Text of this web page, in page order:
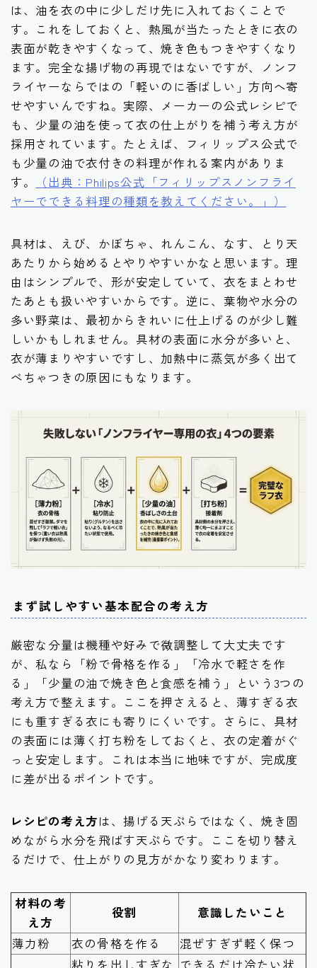
は、油を衣の中に少しだけ先に入れておくことで
す。これをしておくと、熱風が当たったときに衣の
表面が乾きやすくなって、焼き色もつきやすくなり
ます。完全な揚げ物の再現ではないですが、ノンフ
ライヤーならではの「軽いのに香ばしい」方向へ寄
せやすいんですね。実際、メーカーの公式レシピで
も、少量の油を使って衣の仕上がりを補う考え方が
採用されています。たとえば、フィリップス公式で
も少量の油で衣付きの料理が作れる案内がありま
す。
（出典：Philips公式「フィリップスノンフライ
ヤーでできる料理の種類を教えてください。」）
具材は、えび、かぼちゃ、れんこん、なす、とり天
あたりから始めるとやりやすいかなと思います。理
由はシンプルで、形が安定していて、衣をまとわせ
たあとも扱いやすいからです。逆に、葉物や水分の
多い野菜は、最初からきれいに仕上げるのが少し難
しいかもしれません。具材の表面に水分が多いと、
衣が薄まりやすいですし、加熱中に蒸気が多く出て
べちゃつきの原因にもなります。
まず試しやすい基本配合の考え方
厳密な分量は機種や好みで微調整して大丈夫です
が、私なら「粉で骨格を作る」「冷水で軽さを作
る」「少量の油で焼き色と食感を補う」という3つの
考え方で整えます。ここを押さえると、薄すぎる衣
にも重すぎる衣にも寄りにくいです。さらに、具材
の表面には薄く打ち粉をしておくと、衣の定着がぐ
っと安定します。これは本当に地味ですが、完成度
に差が出るポイントです。
レシピの考え方は、揚げる天ぷらではなく、焼き固
めながら水分を飛ばす天ぷらです。ここを切り替え
るだけで、仕上がりの見方がかなり変わります。
材料の考
え方
役割
意識したいこと
薄力粉
衣の骨格を作る
混ぜすぎず軽く保つ
粘りを出しすぎな できるだけ冷たい状